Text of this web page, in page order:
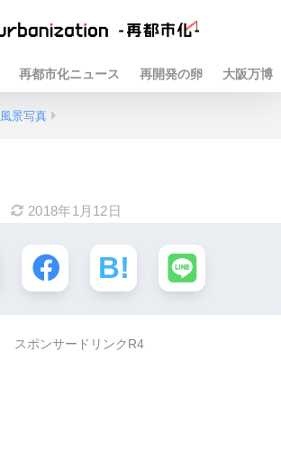
再都市化ニュース 再開発の卵 大阪万博
風景写真
2018年1月12日
スポンサードリンクR4